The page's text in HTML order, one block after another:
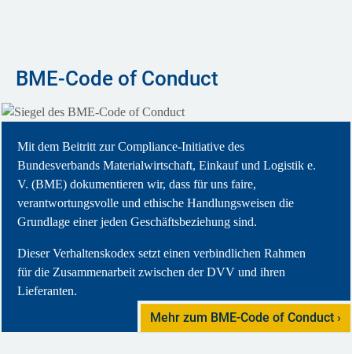
BME-Code of Conduct
Mit dem Beitritt zur Compliance-Initiative des
Bundesverbands Materialwirtschaft, Einkauf und Logistik e.
V. (BME) dokumentieren wir, dass für uns faire,
verantwortungsvolle und ethische Handlungsweisen die
Grundlage einer jeden Geschäftsbeziehung sind.
Dieser Verhaltenskodex setzt einen verbindlichen Rahmen
für die Zusammenarbeit zwischen der DVV und ihren
Lieferanten.
Mehr zum BME-Code of Conduct